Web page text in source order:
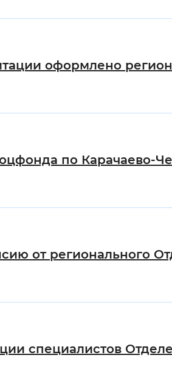
оформлено
по Карачаево-
от регионального
специалистов